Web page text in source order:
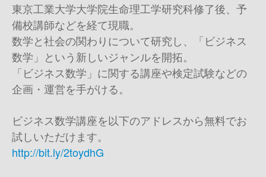
東京工業大学大学院生命理工学研究科修了後、予
備校講師などを経て現職。
数学と社会の関わりについて研究し、「ビジネス
数学」という新しいジャンルを開拓。
「ビジネス数学」に関する講座や検定試験などの
企画・運営を手がける。
ビジネス数学講座を以下のアドレスから無料でお
試しいただけます。
http://bit.ly/2toydhG